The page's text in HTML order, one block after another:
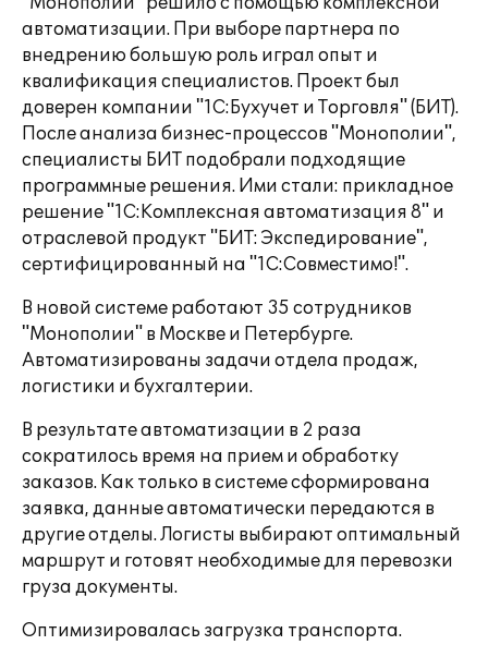
автоматизации. При выборе партнера по
внедрению большую роль играл опыт и
квалификация специалистов. Проект был
доверен компании "1С:Бухучет и Торговля" (БИТ).
После анализа бизнес-процессов "Монополии",
специалисты БИТ подобрали подходящие
программные решения. Ими стали: прикладное
решение "1С:Комплексная автоматизация 8" и
отраслевой продукт "БИТ: Экспедирование",
сертифицированный на "1С:Совместимо!".
В новой системе работают 35 сотрудников
"Монополии" в Москве и Петербурге.
Автоматизированы задачи отдела продаж,
логистики и бухгалтерии.
В результате автоматизации в 2 раза
сократилось время на прием и обработку
заказов. Как только в системе сформирована
заявка, данные автоматически передаются в
другие отделы. Логисты выбирают оптимальный
маршрут и готовят необходимые для перевозки
груза документы.
Оптимизировалась загрузка транспорта.